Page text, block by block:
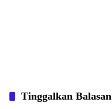
Tinggalkan Balasan